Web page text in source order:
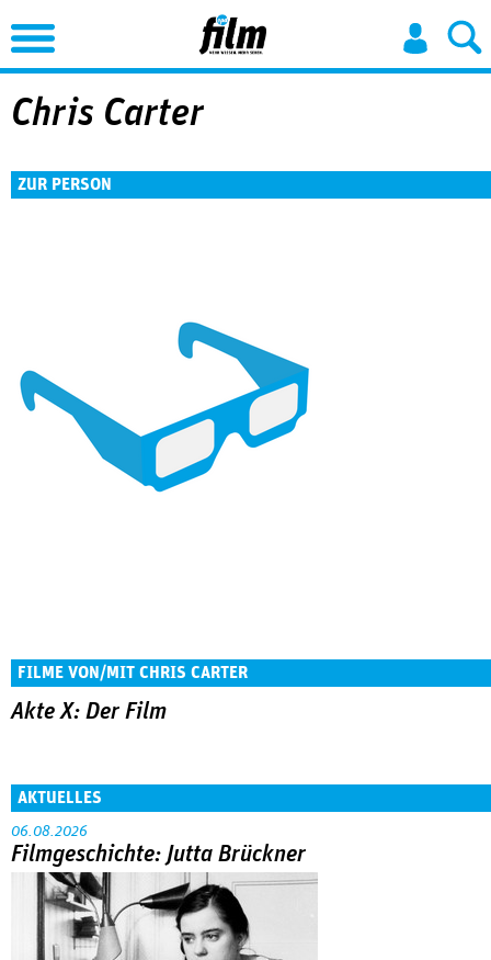
Jump to Navigation
Chris Carter
ZUR PERSON
FILME VON/MIT CHRIS CARTER
Akte X: Der Film
AKTUELLES
06.08.2026
Filmgeschichte: Jutta Brückner